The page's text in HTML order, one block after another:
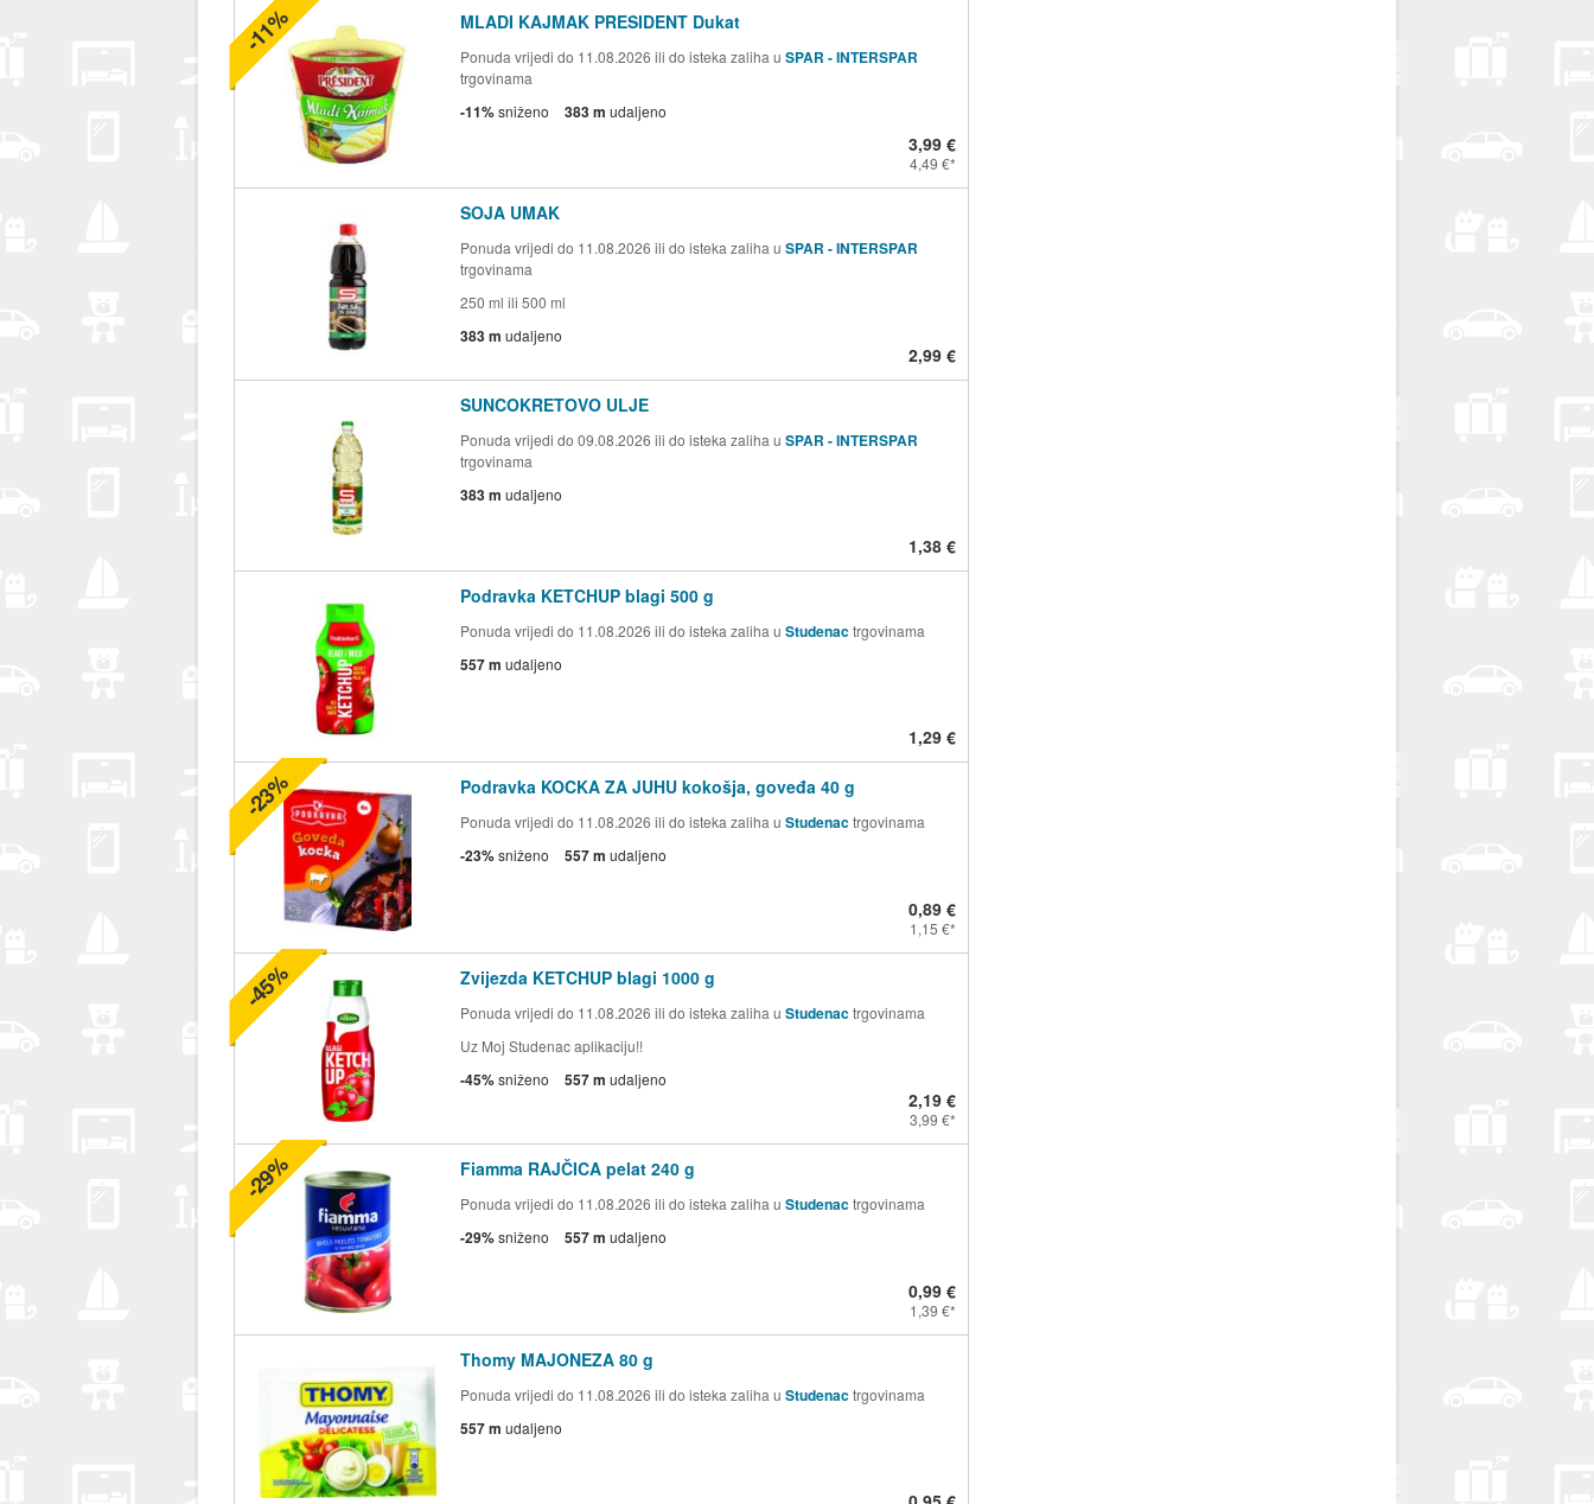
MLADI KAJMAK PRESIDENT Dukat
Ponuda vrijedi do 11.08.2026 ili do isteka zaliha u SPAR - INTERSPAR
trgovinama
-11%sniženo 383 m udaljeno
3,99 €
4,49 €
-11%
SOJA UMAK
Ponuda vrijedi do 11.08.2026 ili do isteka zaliha u SPAR - INTERSPAR
trgovinama
250 ml ili 500 ml
383 m udaljeno
2,99 €
SUNCOKRETOVO ULJE
Ponuda vrijedi do 09.08.2026 ili do isteka zaliha u SPAR - INTERSPAR
trgovinama
383 m udaljeno
1,38 €
Podravka KETCHUP blagi 500 g
Ponuda vrijedi do 11.08.2026 ili do isteka zaliha u Studenactrgovinama
557 m udaljeno
1,29 €
Podravka KOCKA ZA JUHU kokošja, goveđa 40 g
Ponuda vrijedi do 11.08.2026 ili do isteka zaliha u Studenactrgovinama
-23%sniženo 557 m udaljeno
0,89 €
1,15 €
-23%
Zvijezda KETCHUP blagi 1000 g
Ponuda vrijedi do 11.08.2026 ili do isteka zaliha u Studenactrgovinama
Uz Moj Studenac aplikaciju!!
-45%sniženo 557 m udaljeno
2,19 €
3,99 €
-45%
Fiamma RAJČICA pelat 240 g
Ponuda vrijedi do 11.08.2026 ili do isteka zaliha u Studenactrgovinama
-29%sniženo 557 m udaljeno
0,99 €
1,39 €
-29%
Thomy MAJONEZA 80 g
Ponuda vrijedi do 11.08.2026 ili do isteka zaliha u Studenactrgovinama
557 m udaljeno